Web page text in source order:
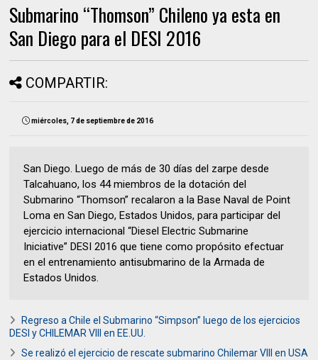
Submarino “Thomson” Chileno ya esta en
San Diego para el DESI 2016
COMPARTIR:
miércoles, 7 de septiembre de 2016
San Diego. Luego de más de 30 días del zarpe desde
Talcahuano, los 44 miembros de la dotación del
Submarino “Thomson” recalaron a la Base Naval de Point
Loma en San Diego, Estados Unidos, para participar del
ejercicio internacional “Diesel Electric Submarine
Iniciative” DESI 2016 que tiene como propósito efectuar
en el entrenamiento antisubmarino de la Armada de
Estados Unidos.
Regreso a Chile el Submarino “Simpson” luego de los ejercicios
DESI y CHILEMAR VIII en EE.UU.
Se realizó el ejercicio de rescate submarino Chilemar VIII en USA